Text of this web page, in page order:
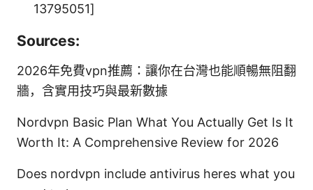
13795051]
Sources:
2026年免費vpn推薦：讓你在台灣也能順暢無阻翻
牆，含實用技巧與最新數據
Nordvpn Basic Plan What You Actually Get Is It
Worth It: A Comprehensive Review for 2026
Does nordvpn include antivirus heres what you